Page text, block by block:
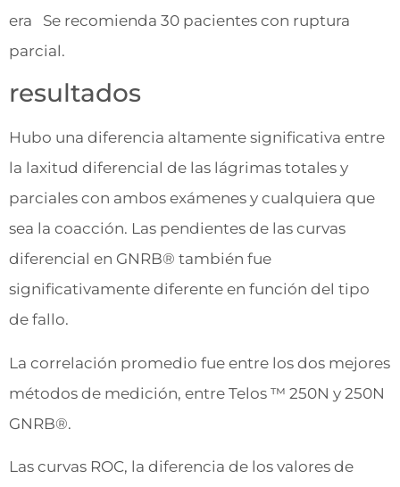
era Se recomienda 30 pacientes con ruptura
parcial.
resultados
Hubo una diferencia altamente significativa entre
la laxitud diferencial de las lágrimas totales y
parciales con ambos exámenes y cualquiera que
sea la coacción. Las pendientes de las curvas
diferencial en GNRB® también fue
significativamente diferente en función del tipo
de fallo.
La correlación promedio fue entre los dos mejores
métodos de medición, entre Telos ™ 250N y 250N
GNRB®.
Las curvas ROC, la diferencia de los valores de